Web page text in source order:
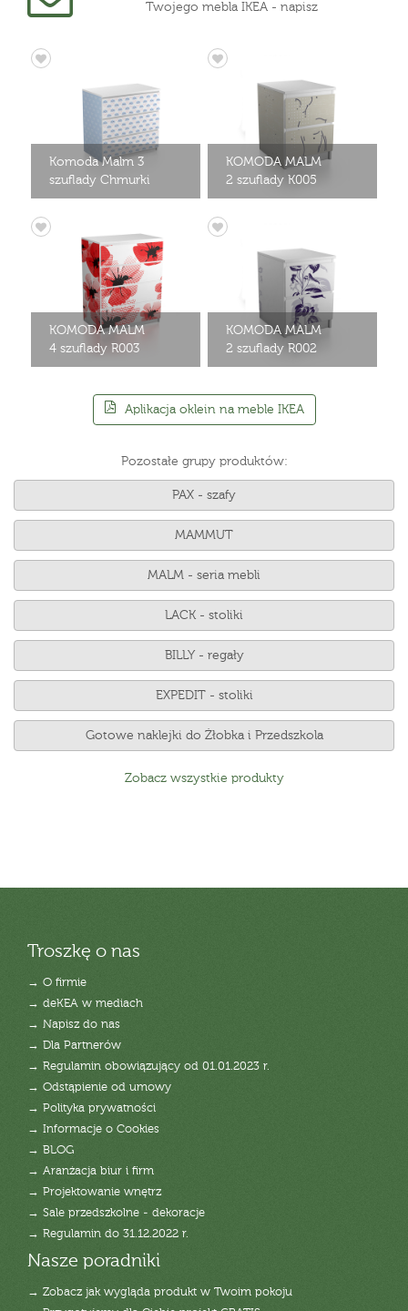
Twojego mebla IKEA - napisz
Komoda Malm 3
szuflady Chmurki
KOMODA MALM
2 szuflady K005
KOMODA MALM
4 szuflady R003
KOMODA MALM
2 szuflady R002
Aplikacja oklein na meble IKEA
Pozostałe grupy produktów:
PAX - szafy
MAMMUT
MALM - seria mebli
LACK - stoliki
BILLY - regały
EXPEDIT - stoliki
Gotowe naklejki do Żłobka i Przedszkola
Zobacz wszystkie produkty
Troszkę o nas
→ O firmie
→ deKEA w mediach
→ Napisz do nas
→ Dla Partnerów
→ Regulamin obowiązujący od 01.01.2023 r.
→ Odstąpienie od umowy
→ Polityka prywatności
→ Informacje o Cookies
→ BLOG
→ Aranżacja biur i firm
→ Projektowanie wnętrz
→ Sale przedszkolne - dekoracje
→ Regulamin do 31.12.2022 r.
Nasze poradniki
→ Zobacz jak wygląda produkt w Twoim pokoju